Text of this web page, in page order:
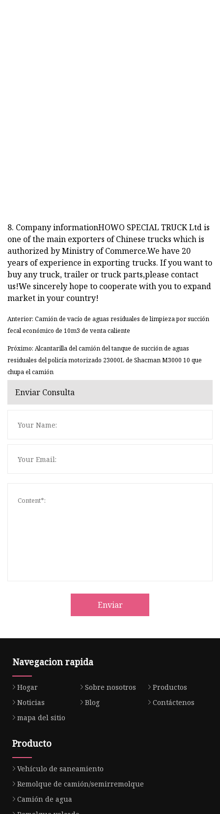
8. Company informationHOWO SPECIAL TRUCK Ltd is
one of the main exporters of Chinese trucks which is
authorized by Ministry of Commerce.We have 20
years of experience in exporting trucks. If you want to
buy any truck, trailer or truck parts,please contact
us!We sincerely hope to cooperate with you to expand
market in your country!
Anterior: Camión de vacío de aguas residuales de limpieza por succión
fecal económico de 10m3 de venta caliente
Próximo: Alcantarilla del camión del tanque de succión de aguas
residuales del policía motorizado 23000L de Shacman M3000 10 que
chupa el camión
Enviar Consulta
Enviar
Navegacion rapida
Hogar Sobre nosotros
Productos
Noticias
Blog
Contáctenos
mapa del sitio
Producto
Vehículo de saneamiento
Remolque de camión/semirremolque
Camión de agua